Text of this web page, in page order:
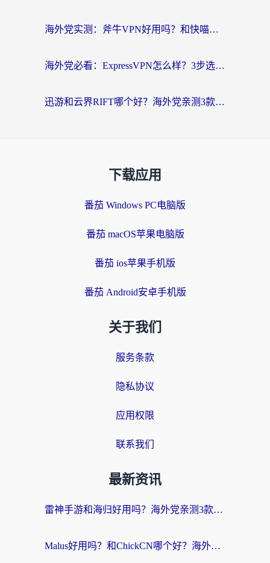
海外党实测：斧牛VPN好用吗？和快喵VPN对比哪个回国效果更好？附3款热门加速器深度分析
海外党必看：ExpressVPN怎么样？3步选对回国加速器，无缝刷国内剧玩手游
迅游和云界RIFT哪个好？海外党亲测3款回国加速器，教你无缝刷国内剧玩游戏
下载应用
番茄 Windows PC电脑版
番茄 macOS苹果电脑版
番茄 ios苹果手机版
番茄 Android安卓手机版
关于我们
服务条款
隐私协议
应用权限
联系我们
最新资讯
雷神手游和海归好用吗？海外党亲测3款热门回国加速器+番茄加速器深度体验
Malus好用吗？和ChickCN哪个好？海外党亲测：选对回国加速器，追剧游戏不卡顿